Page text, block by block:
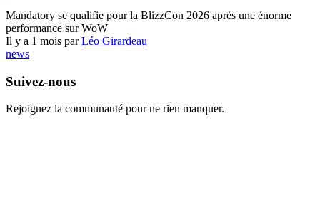
Mandatory se qualifie pour la BlizzCon 2026 après une énorme
performance sur WoW
Il y a 1 mois parLéo Girardeau
news
Suivez-nous
Rejoignez la communauté pour ne rien manquer.